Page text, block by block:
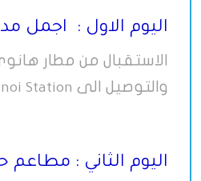
اليوم الاول : اجمل
الاستقبال من مطار
والتوصيل الى Station
اليوم الثاني : مطاعم